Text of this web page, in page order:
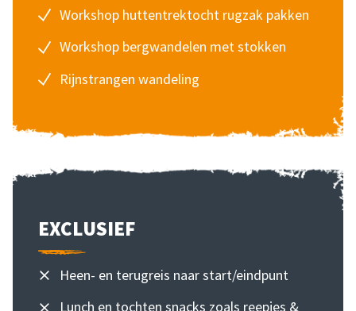
Workshop huttentrektocht rugzak pakken
Workshop bergwandelen met stokken
Rijnstrangen wandeling
EXCLUSIEF
Heen- en terugreis naar start/eindpunt
Lunch en tochten snacks zoals reepjes &